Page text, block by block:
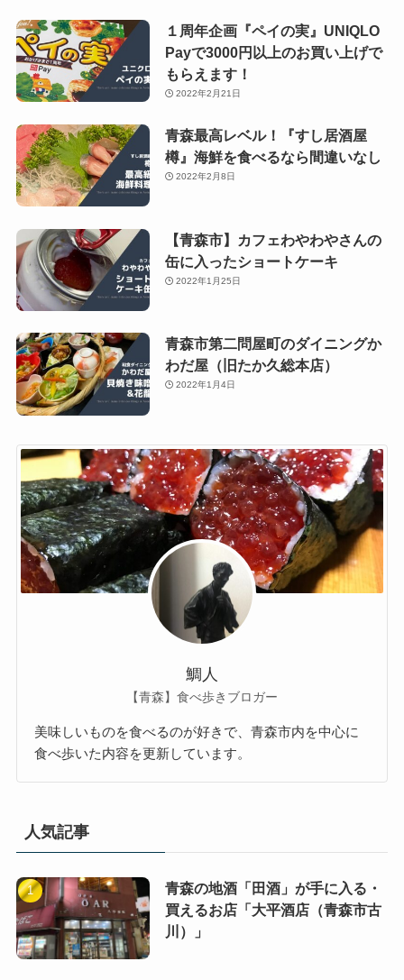
１周年企画『ペイの実』UNIQLO
Payで3000円以上のお買い上げで
もらえます！
2022年2月21日
青森最高レベル！『すし居酒屋
樽』海鮮を食べるなら間違いなし
2022年2月8日
【青森市】カフェわやわやさんの
缶に入ったショートケーキ
2022年1月25日
青森市第二問屋町のダイニングか
わだ屋（旧たか久総本店）
2022年1月4日
鯛人
【青森】食べ歩きブロガー
美味しいものを食べるのが好きで、青森市内を中心に
食べ歩いた内容を更新しています。
人気記事
青森の地酒「田酒」が手に入る・
買えるお店「大平酒店（青森市古
川）」